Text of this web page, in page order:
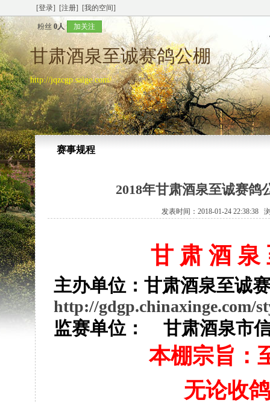
[登录] [注册] [我的空间]
粉丝 0人 加关注
甘肃酒泉至诚赛鸽公棚
http://jqzcgp.saige.com/
赛事规程
2018年甘肃酒泉至诚赛鸽
发表时间：2018-01-24 22:38:38
甘 肃 酒 泉
主办单位：甘肃酒泉至诚
http://gdgp.chinaxinge.com/
监赛单位： 甘肃酒泉市
本棚宗旨：
无论收